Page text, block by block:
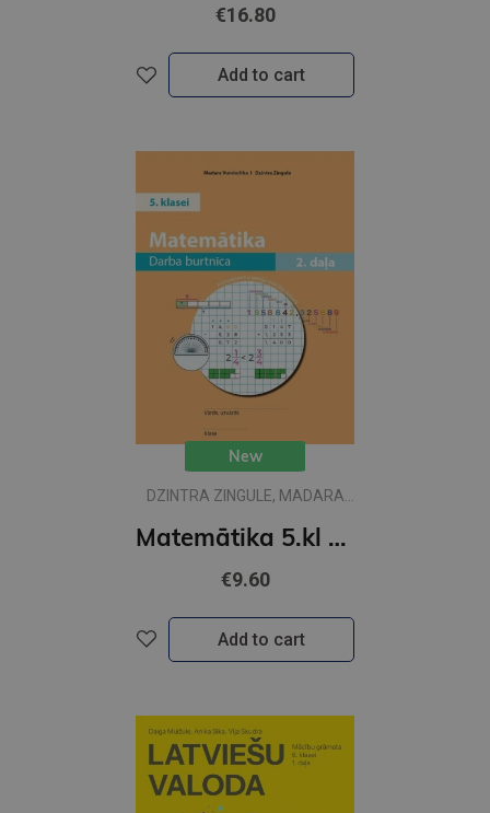
€16.80
Add to cart
New
DZINTRA ZINGULE, MADARA
Matemātika 5.kl 2 DB skolas vārds
€9.60
Add to cart